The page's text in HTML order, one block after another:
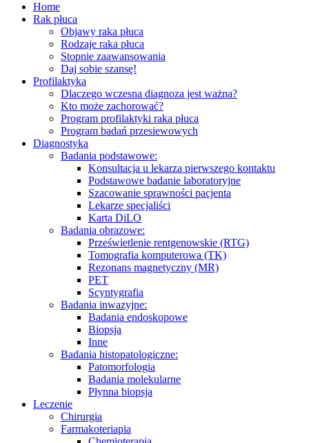
Home
Rak płuca
Objawy raka płuca
Rodzaje raka płuca
Stopnie zaawansowania
Daj sobie szansę!
Profilaktyka
Dlaczego wczesna diagnoza jest ważna?
Kto może zachorować?
Program profilaktyki raka płuca
Program badań przesiewowych
Diagnostyka
Badania podstawowe:
Konsultacja u lekarza pierwszego kontaktu
Podstawowe badanie laboratoryjne
Szacowanie sprawności pacjenta
Lekarze specjaliści
Karta DiLO
Badania obrazowe:
Prześwietlenie rentgenowskie (RTG)
Tomografia komputerowa (TK)
Rezonans magnetyczny (MR)
PET
Scyntygrafia
Badania inwazyjne:
Badania endoskopowe
Biopsja
Inne
Badania histopatologiczne:
Patomorfologia
Badania molekularne
Płynna biopsja
Leczenie
Chirurgia
Farmakoteriapia